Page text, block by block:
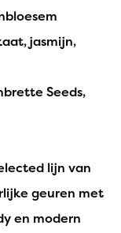
jasmijn,
Seeds,
lijn van
geuren met
en modern